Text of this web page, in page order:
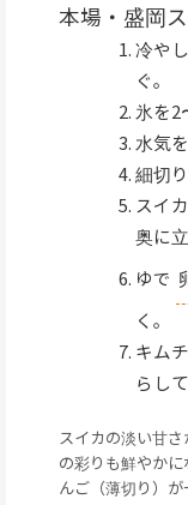
本場・盛岡
冷や
ぐ。
氷を2
水気
細切
スイ
奥に
ゆで
く。
キム
らし
スイカの淡い甘
の彩りも鮮やか
んご（薄切り）が